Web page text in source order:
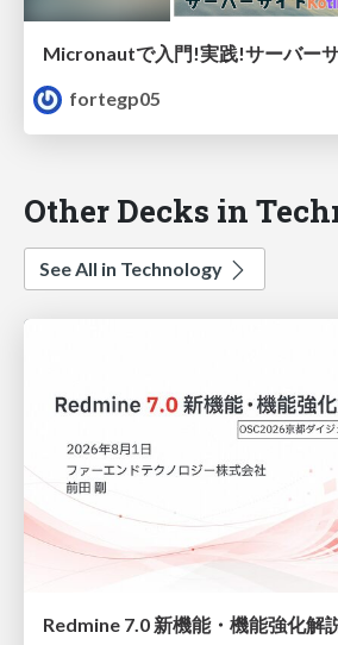
fortegp05
Other Decks in
See All in Technology